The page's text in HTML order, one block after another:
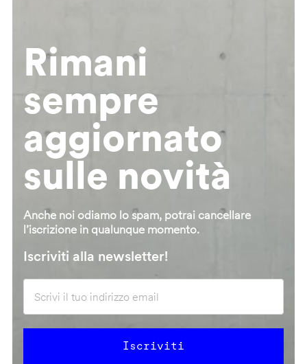
Rimani
sempre
aggiornato
sulle novità
Anche noi odiamo lo spam, potrai cancellare
l’iscrizione in qualunque momento.
Iscriviti alla newsletter!